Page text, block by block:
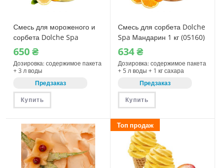
Смесь для мороженого и
сорбета Dolche Spa
Лимончелло 1150 г (08360)
650₴
Дозировка: содержимое пакета
+ 3 л воды
Предзаказ
Купить
Смесь для сорбета Dolche
Spa Мандарин 1 кг (05160)
634₴
Дозировка: содержимое пакета
+ 5 л воды + 1 кг сахара
Предзаказ
Купить
Топ продаж